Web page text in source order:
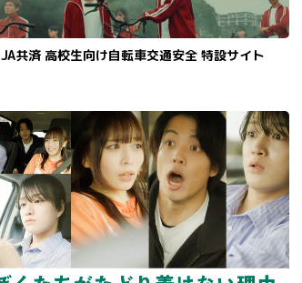
JA共済 高校生向け自転車交通安全 特設サイト